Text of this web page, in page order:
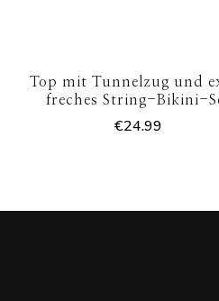
Top mit Tunnelzug und
freches String-Bikini-
€24.99